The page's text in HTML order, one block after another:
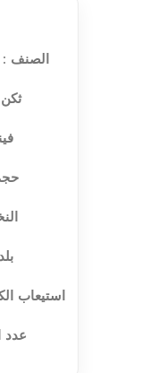
الصنف
ثكن
استيعاب
عدد